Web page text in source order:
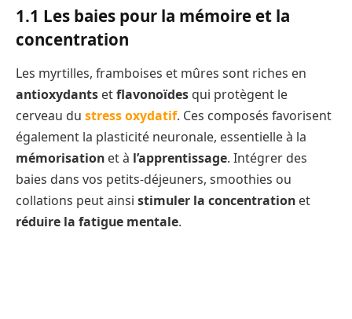
1.1 Les baies pour la mémoire et la
concentration
Les myrtilles, framboises et mûres sont riches en
antioxydants etflavonoïdes qui protègent le
cerveau du stress oxydatif. Ces composés favorisent
également la plasticité neuronale, essentielle à la
mémorisation et à l’apprentissage. Intégrer des
baies dans vos petits-déjeuners, smoothies ou
collations peut ainsi stimuler la concentration et
réduire la fatigue mentale.